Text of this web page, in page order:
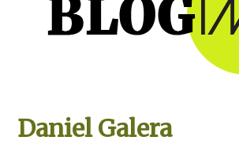
Daniel Galera